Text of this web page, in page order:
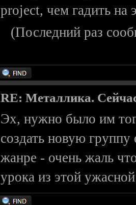
project, чем гадить на
(Последний раз
RE: Металлика.
Эх, нужно было им
создать новую
жанре - очень жаль
урока из этой